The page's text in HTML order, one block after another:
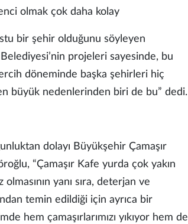
olmak çok daha kolay
bir şehir olduğunu söyleyen
projeleri sayesinde, bu
döneminde başka şehirleri hiç
büyük nedenlerinden biri de bu” dedi.
dolayı Büyükşehir Çamaşır
“Çamaşır Kafe yurda çok yakın
yanı sıra, deterjan ve
temin edildiği için ayrıca bir
hem çamaşırlarımızı yıkıyor hem de